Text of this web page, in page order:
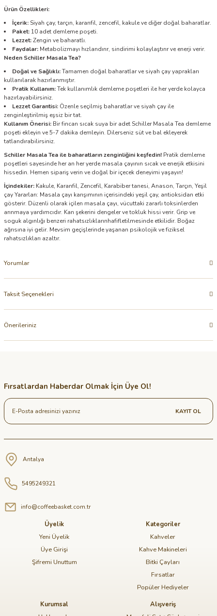
Ürün Özellikleri:
İçerik:Siyah çay, tarçın, karanfil, zencefil, kakule ve diğer doğal baharatlar.
Paket: 10 adet demleme poşeti.
Lezzet:Zengin ve baharatlı.
Faydalar: Metabolizmayı hızlandırır, sindirimi kolaylaştırır ve enerji verir.
Neden Schiller Masala Tea?
Doğal ve Sağlıklı:Tamamen doğal baharatlar ve siyah çay yaprakları
kullanılarak hazırlanmıştır.
Pratik Kullanım:Tek kullanımlık demleme poşetleri ile her yerde kolayca
hazırlayabilirsiniz.
Lezzet Garantisi: Özenle seçilmiş baharatlar ve siyah çay ile
zenginleştirilmiş eşsiz bir tat.
Kullanım Önerisi: Bir fincan sıcak suya bir adet Schiller Masala Tea demleme
poşeti ekleyin ve 5-7 dakika demleyin. Dilerseniz süt ve bal ekleyerek
tatlandırabilirsiniz.
Schiller Masala Tea ile baharatların zenginliğini keşfedin! Pratik demleme
poşetleri sayesinde her an her yerde masala çayının sıcak ve enerjik etkisini
hissedin. Hemen sipariş verin ve doğal bir içecek deneyimi yaşayın!
İçindekiler: Kakule, Karanfil, Zencefil, Karabiber tanesi, Anason, Tarçın, Yeşil
çay Yararları: Masala çayı karışımının içerisindeki yeşil çay, antioksidan etki
gösterir. Düzenli olarak içilen masala çayı, vücuttaki zararlı toksinlerden
arınmaya yardımcıdır. Kan şekerini dengeler ve tokluk hissi verir. Grip ve
soguk algınlığı benzeri rahatsızlıklarınhafifletilmesinde etkilidir. Boğaz
ağrısına iyi gelir. Mevsim geçişlerinde yaşanan psikolojik ve fiziksel
rahatsızlıkları azaltır.
Yorumlar
Taksit Seçenekleri
Önerileriniz
Fırsatlardan Haberdar Olmak İçin Üye Ol!
KAYIT OL
Antalya
5495249321
info@coffeebasket.com.tr
Üyelik
Yeni Üyelik
Üye Girişi
Şifremi Unuttum
Kategoriler
Kahveler
Kahve Makineleri
Bitki Çayları
Fırsatlar
Popüler Hediyeler
Kurumsal
Alışveriş